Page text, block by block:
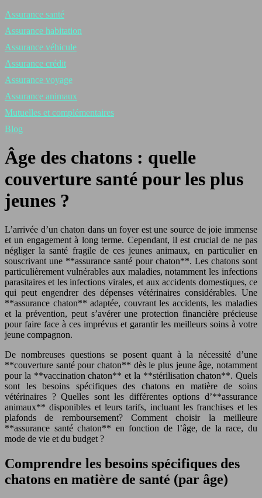
Assurance santé
Assurance habitation
Assurance véhicule
Assurance crédit
Assurance voyage
Assurance animaux
Mutuelles et complémentaires
Blog
Âge des chatons : quelle
couverture santé pour les plus
jeunes ?
L’arrivée d’un chaton dans un foyer est une source de joie immense
et un engagement à long terme. Cependant, il est crucial de ne pas
négliger la santé fragile de ces jeunes animaux, en particulier en
souscrivant une **assurance santé pour chaton**. Les chatons sont
particulièrement vulnérables aux maladies, notamment les infections
parasitaires et les infections virales, et aux accidents domestiques, ce
qui peut engendrer des dépenses vétérinaires considérables. Une
**assurance chaton** adaptée, couvrant les accidents, les maladies
et la prévention, peut s’avérer une protection financière précieuse
pour faire face à ces imprévus et garantir les meilleurs soins à votre
jeune compagnon.
De nombreuses questions se posent quant à la nécessité d’une
**couverture santé pour chaton** dès le plus jeune âge, notamment
pour la **vaccination chaton** et la **stérilisation chaton**. Quels
sont les besoins spécifiques des chatons en matière de soins
vétérinaires ? Quelles sont les différentes options d’**assurance
animaux** disponibles et leurs tarifs, incluant les franchises et les
plafonds de remboursement? Comment choisir la meilleure
**assurance santé chaton** en fonction de l’âge, de la race, du
mode de vie et du budget ?
Comprendre les besoins spécifiques des
chatons en matière de santé (par âge)